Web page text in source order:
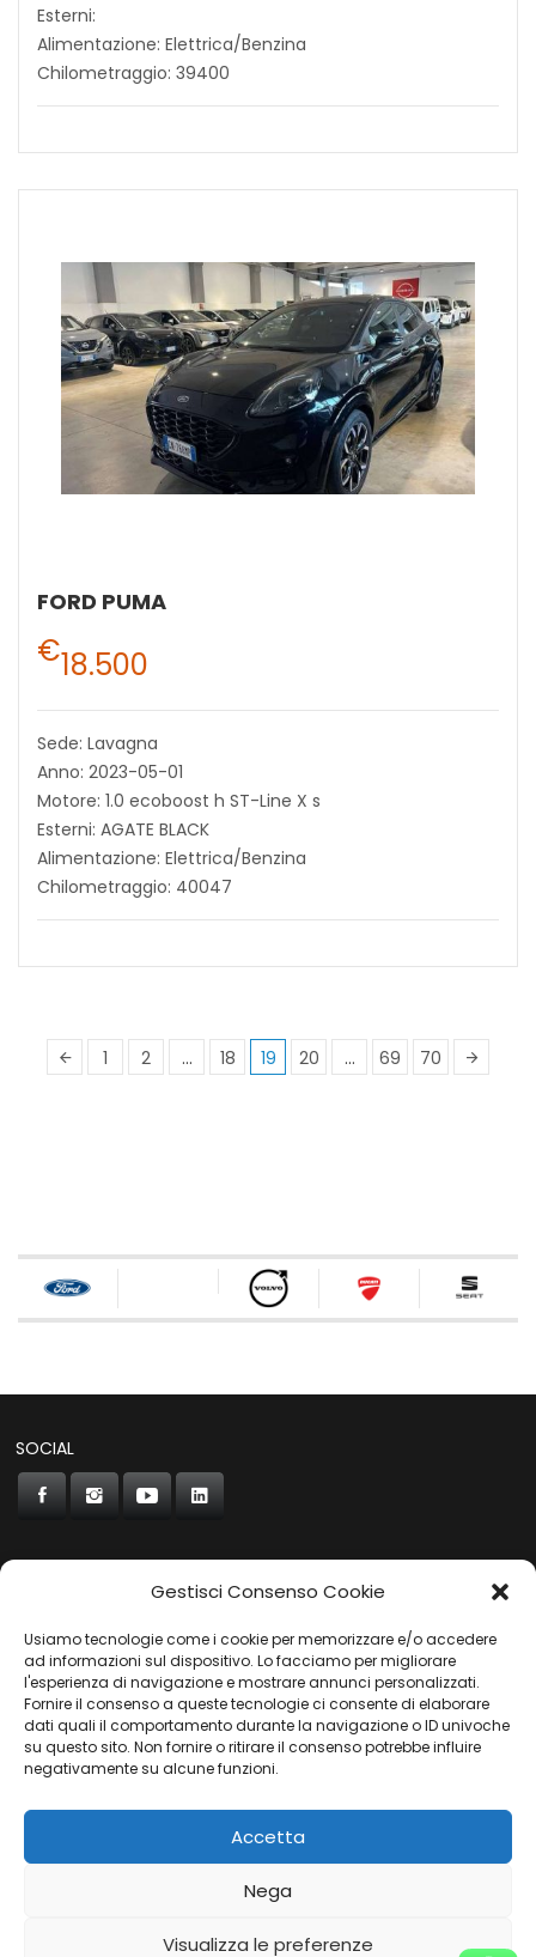
Gestisci Consenso Cookie
Usiamo tecnologie come i cookie per memorizzare e/o accedere
ad informazioni sul dispositivo. Lo facciamo per migliorare
l'esperienza di navigazione e mostrare annunci personalizzati.
Fornire il consenso a queste tecnologie ci consente di elaborare
dati quali il comportamento durante la navigazione o ID univoche
su questo sito. Non fornire o ritirare il consenso potrebbe influire
negativamente su alcune funzioni.
Accetta
Nega
Visualizza le preferenze
Esterni:
Alimentazione: Elettrica/Benzina
Chilometraggio: 39400
FORD PUMA
€18.500
Sede: Lavagna
Anno: 2023-05-01
Motore: 1.0 ecoboost h ST-Line X s
Esterni: AGATE BLACK
Alimentazione: Elettrica/Benzina
Chilometraggio: 40047
1 2 … 18 19 20 … 69 70
SOCIAL
CONCORDE
AUTOCHIAVARI
Gruppo Carfin SPA |P.IVA: 03859710109 |Sede Legale:
Via L. Perini 50 - 16152 Genova | © 2025
PRIVACY POLICY|COOKIES POLICY